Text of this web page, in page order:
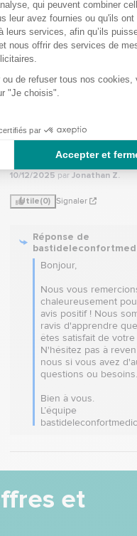
Avis vérifié
10/12/2025 par Jonathan Z.
Utile(0) Signaler
Réponse de
Bonjour,
Nous vous
chaleureusement
avis positif ! Nous
ravis d'apprendre
êtes satisfait de votre
N'hésitez pas à
nous si vous avez
questions ou
Bien à vous.
L’équipe
et